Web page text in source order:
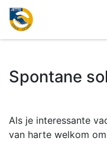
Spontane
Als je interessante
van harte welkom